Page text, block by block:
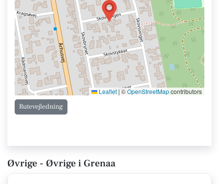
Leaflet|©OpenStreetMapcontributors
Rutevejledning
Øvrige - Øvrige i Grenaa